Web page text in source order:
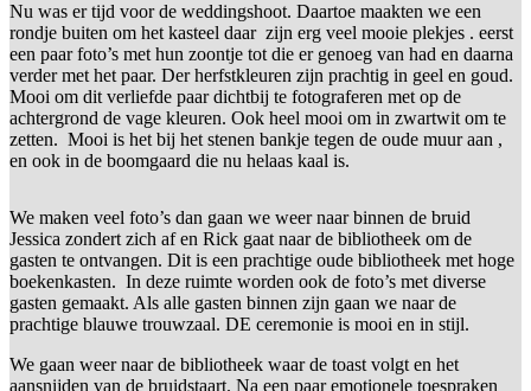
Nu was er tijd voor de weddingshoot. Daartoe maakten we een
rondje buiten om het kasteel daar zijn erg veel mooie plekjes . eerst
een paar foto’s met hun zoontje tot die er genoeg van had en daarna
verder met het paar. Der herfstkleuren zijn prachtig in geel en goud.
Mooi om dit verliefde paar dichtbij te fotograferen met op de
achtergrond de vage kleuren. Ook heel mooi om in zwartwit om te
zetten. Mooi is het bij het stenen bankje tegen de oude muur aan ,
en ook in de boomgaard die nu helaas kaal is.
We maken veel foto’s dan gaan we weer naar binnen de bruid
Jessica zondert zich af en Rick gaat naar de bibliotheek om de
gasten te ontvangen. Dit is een prachtige oude bibliotheek met hoge
boekenkasten. In deze ruimte worden ook de foto’s met diverse
gasten gemaakt. Als alle gasten binnen zijn gaan we naar de
prachtige blauwe trouwzaal. DE ceremonie is mooi en in stijl.
We gaan weer naar de bibliotheek waar de toast volgt en het
aansnijden van de bruidstaart. Na een paar emotionele toespraken